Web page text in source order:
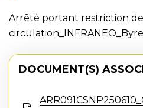
Arrêté portant restriction
DOCUMENT(S)